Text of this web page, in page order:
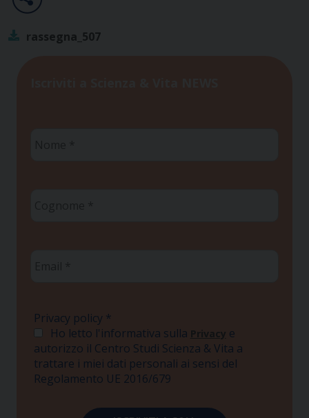
rassegna_507
Privacy policy *
Ho letto l'informativa sulla Privacy e
autorizzo il Centro Studi Scienza & Vita a
trattare i miei dati personali ai sensi del
Regolamento UE 2016/679